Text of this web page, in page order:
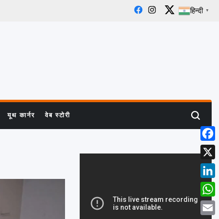
Facebook
Instagram
X हिन्दी ▼
यूथ कार्नर वेब स्टोरी Search
X